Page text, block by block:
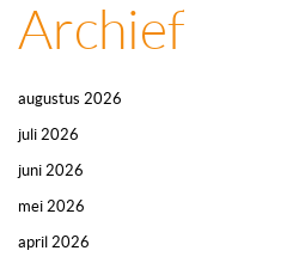
Archief
augustus 2026
juli 2026
juni 2026
mei 2026
april 2026